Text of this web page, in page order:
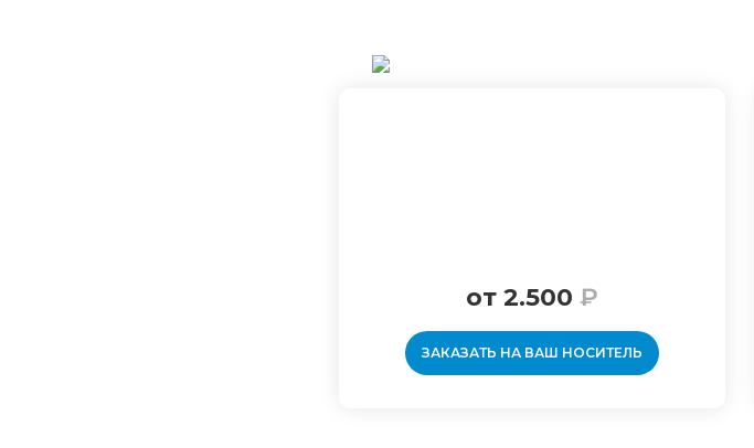
от 2.500 ₽
ЗАКАЗАТЬ НА ВАШ НОСИТЕЛЬ